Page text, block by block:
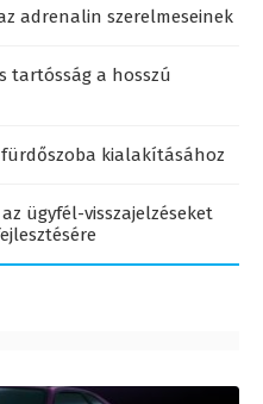
adrenalin szerelmeseinek
tartósság a hosszú
kialakításához
ügyfél-visszajelzéseket